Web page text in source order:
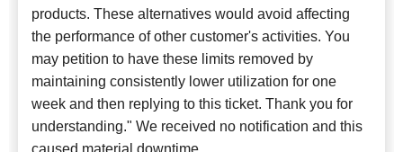
products. These alternatives would avoid affecting
the performance of other customer's activities. You
may petition to have these limits removed by
maintaining consistently lower utilization for one
week and then replying to this ticket. Thank you for
understanding." We received no notification and this
caused material downtime